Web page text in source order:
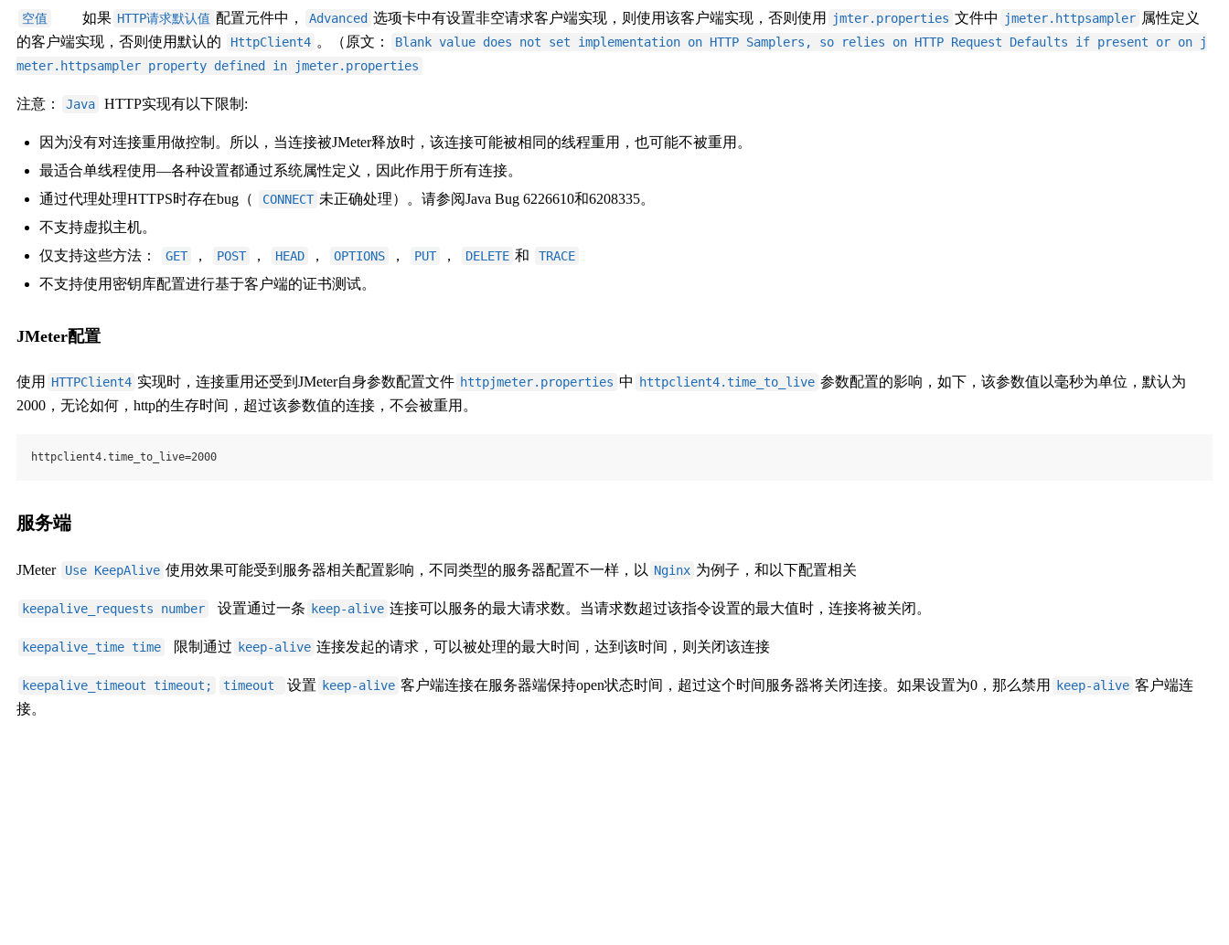
空值 如果 HTTP请求默认值 配置元件中， Advanced 选项卡中有设置非空请求客户端实现，则使用该客户端实现，否则使用 jmter.properties 文件中 jmeter.httpsampler 属性定义
的客户端实现，否则使用默认的
HttpClient4 。（原文：
Blank value does not set implementation on HTTP Samplers, so relies on HTTP Request Defaults if present or on j
meter.httpsampler property defined in jmeter.properties
注意： Java HTTP实现有以下限制:
因为没有对连接重用做控制。所以，当连接被JMeter释放时，该连接可能被相同的线程重用，也可能不被重用。
最适合单线程使用—各种设置都通过系统属性定义，因此作用于所有连接。
通过代理处理HTTPS时存在bug（
CONNECT 未正确处理）。请参阅Java Bug 6226610和6208335。
不支持虚拟主机。
仅支持这些方法：
GET ， POST ， HEAD ， OPTIONS ， PUT ， DELETE 和 TRACE
不支持使用密钥库配置进行基于客户端的证书测试。
JMeter配置
使用 HTTPClient4 实现时，连接重用还受到JMeter自身参数配置文件 httpjmeter.properties 中 httpclient4.time_to_live 参数配置的影响，如下，该参数值以毫秒为单位，默认为
2000，无论如何，http的生存时间，超过该参数值的连接，不会被重用。
httpclient4.time_to_live=2000
服务端
JMeter Use KeepAlive 使用效果可能受到服务器相关配置影响，不同类型的服务器配置不一样，以 Nginx 为例子，和以下配置相关
keepalive_requests number 设置通过一条 keep-alive 连接可以服务的最大请求数。当请求数超过该指令设置的最大值时，连接将被关闭。
keepalive_time time 限制通过 keep-alive 连接发起的请求，可以被处理的最大时间，达到该时间，则关闭该连接
keepalive_timeout timeout; timeout 设置 keep-alive 客户端连接在服务器端保持open状态时间，超过这个时间服务器将关闭连接。如果设置为0，那么禁用 keep-alive 客户端连
接。